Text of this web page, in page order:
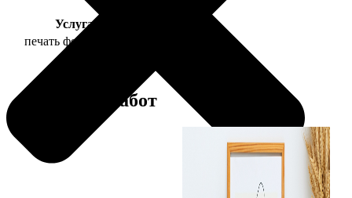
Услуга
печать фото 15х20
Примеры работ